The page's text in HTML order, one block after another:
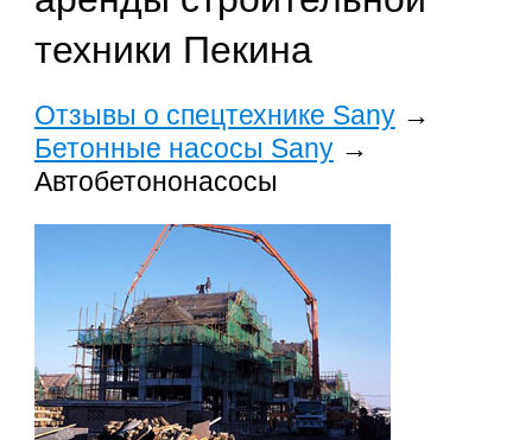
техники Пекина
Отзывы о спецтехнике Sany→
Бетонные насосы Sany→
Автобетононасосы